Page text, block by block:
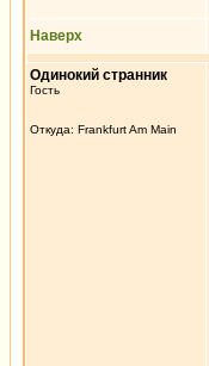
Наверх
Одинокий странник
Гость
Откуда: Frankfurt Am Main